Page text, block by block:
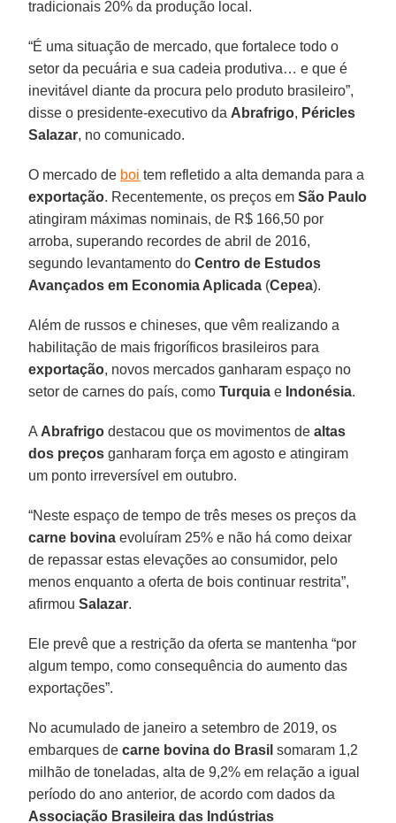
tradicionais 20% da produção local.
“É uma situação de mercado, que fortalece todo o
setor da pecuária e sua cadeia produtiva… e que é
inevitável diante da procura pelo produto brasileiro”,
disse o presidente-executivo da Abrafrigo, Péricles
Salazar, no comunicado.
O mercado de boi tem refletido a alta demanda para a
exportação. Recentemente, os preços emSão Paulo
atingiram máximas nominais, de R$ 166,50 por
arroba, superando recordes de abril de 2016,
segundo levantamento doCentro de Estudos
Avançados em Economia Aplicada (Cepea).
Além de russos e chineses, que vêm realizando a
habilitação de mais frigoríficos brasileiros para
exportação, novos mercados ganharam espaço no
setor de carnes do país, comoTurquia e Indonésia.
A Abrafrigo destacou que os movimentos dealtas
dos preços ganharam força em agosto e atingiram
um ponto irreversível em outubro.
“Neste espaço de tempo de três meses os preços da
carne bovina evoluíram 25% e não há como deixar
de repassar estas elevações ao consumidor, pelo
menos enquanto a oferta de bois continuar restrita”,
afirmouSalazar.
Ele prevê que a restrição da oferta se mantenha “por
algum tempo, como consequência do aumento das
exportações”.
No acumulado de janeiro a setembro de 2019, os
embarques decarne bovina do Brasil somaram 1,2
milhão de toneladas, alta de 9,2% em relação a igual
período do ano anterior, de acordo com dados da
Associação Brasileira das Indústrias